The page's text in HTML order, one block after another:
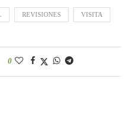
REVISIONES VISITA
0